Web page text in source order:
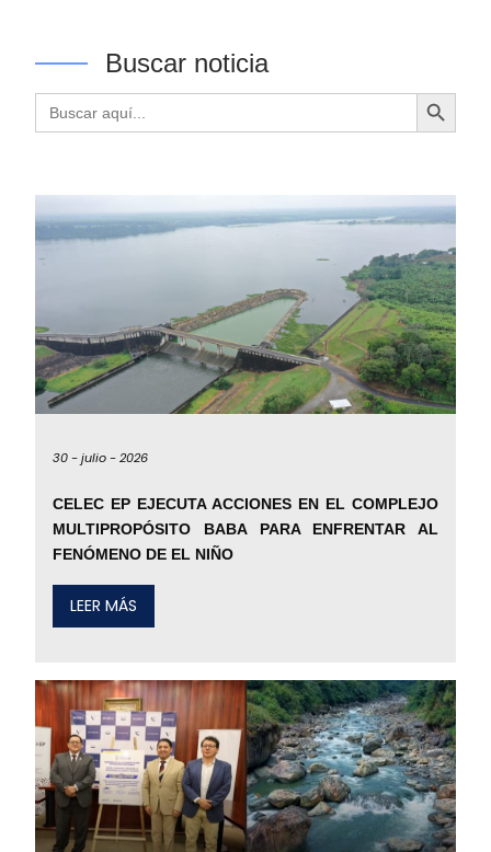
Buscar noticia
Buscar: Botón de búsqueda
30 -julio -2026
CELEC EP EJECUTA ACCIONES EN EL COMPLEJO
MULTIPROPÓSITO BABA PARA ENFRENTAR AL
FENÓMENO DE EL NIÑO
LEER MÁS